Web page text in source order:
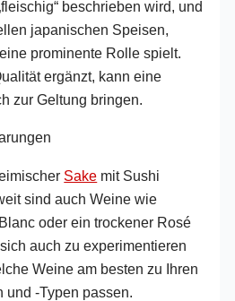
beschrieben wird, und
japanischen Speisen,
prominente Rolle spielt.
ergänzt, kann eine
zur Geltung bringen.
Sake mit Sushi
sind auch Weine wie
oder ein trockener Rosé
auch zu experimentieren
Weine am besten zu Ihren
-Typen passen.